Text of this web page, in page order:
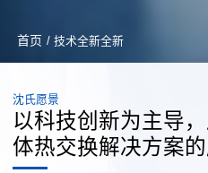
首页 / 技术全新全新
沈氏愿景
以科技创新为主导
体热交换解决方案